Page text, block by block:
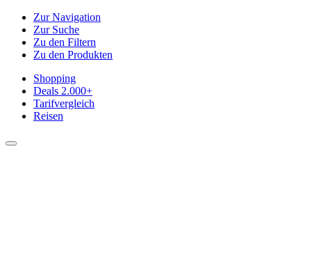
Zur Navigation
Zur Suche
Zu den Filtern
Zu den Produkten
Shopping
Deals 2.000+
Tarifvergleich
Reisen